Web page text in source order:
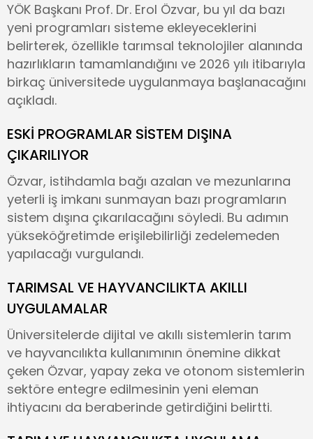
YÖK Başkanı Prof. Dr. Erol Özvar, bu yıl da bazı
yeni programları sisteme ekleyeceklerini
belirterek, özellikle tarımsal teknolojiler alanında
hazırlıkların tamamlandığını ve 2026 yılı itibarıyla
birkaç üniversitede uygulanmaya başlanacağını
açıkladı.
ESKİ PROGRAMLAR SİSTEM DIŞINA
ÇIKARILIYOR
Özvar, istihdamla bağı azalan ve mezunlarına
yeterli iş imkanı sunmayan bazı programların
sistem dışına çıkarılacağını söyledi. Bu adımın
yükseköğretimde erişilebilirliği zedelemeden
yapılacağı vurgulandı.
TARIMSAL VE HAYVANCILIKTA AKILLI
UYGULAMALAR
Üniversitelerde dijital ve akıllı sistemlerin tarım
ve hayvancılıkta kullanımının önemine dikkat
çeken Özvar, yapay zeka ve otonom sistemlerin
sektöre entegre edilmesinin yeni eleman
ihtiyacını da beraberinde getirdiğini belirtti.